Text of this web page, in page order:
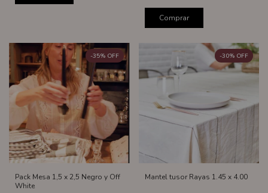
Comprar
Pack Mesa 1,5 x 2,5 Negro y Off
White
-35% OFF
Mantel tusor Rayas 1.45 x 4.00
-30% OFF